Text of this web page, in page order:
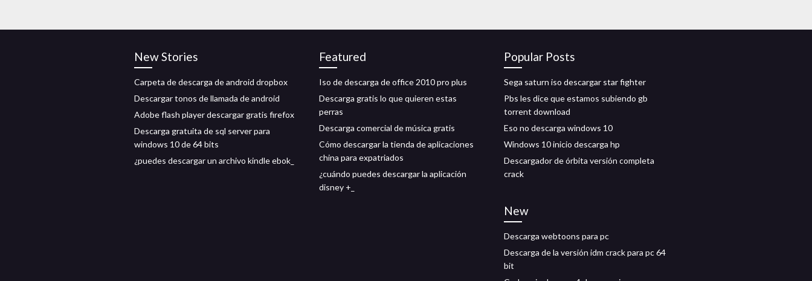
New Stories
Carpeta de descarga de android dropbox
Descargar tonos de llamada de android
Adobe flash player descargar gratis firefox
Descarga gratuita de sql server para
windows 10 de 64 bits
¿puedes descargar un archivo kindle ebok_
Featured
Iso de descarga de office 2010 pro plus
Descarga gratis lo que quieren estas
perras
Descarga comercial de música gratis
Cómo descargar la tienda de aplicaciones
china para expatriados
¿cuándo puedes descargar la aplicación
disney +_
Popular Posts
Sega saturn iso descargar star fighter
Pbs les dice que estamos subiendo gb
torrent download
Eso no descarga windows 10
Windows 10 inicio descarga hp
Descargador de órbita versión completa
crack
New
Descarga webtoons para pc
Descarga de la versión idm crack para pc 64
bit